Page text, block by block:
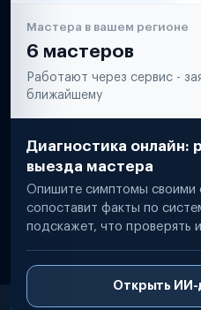
Мастера в вашем регионе
6 мастеров
Работают через сервис -
ближайшему
Диагностика онлайн:
выезда мастера
Опишите симптомы своими
сопоставит факты по
подскажет, что проверять
Открыть ИИ-